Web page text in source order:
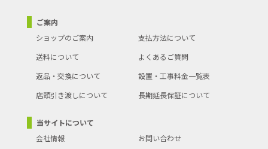
ご案内
ショップのご案内
支払方法について
送料について
よくあるご質問
返品・交換について
設置・工事料金一覧表
店頭引き渡しについて
長期延長保証について
当サイトについて
会社情報
お問い合わせ